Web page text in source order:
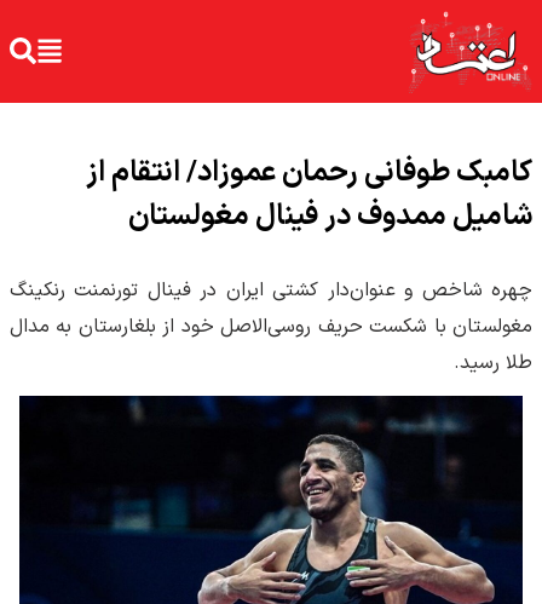
کامبک طوفانی رحمان عموزاد/ انتقام از
شامیل ممدوف در فینال مغولستان
چهره شاخص و عنوان‌دار کشتی ایران در فینال تورنمنت رنکینگ
مغولستان با شکست حریف روسی‌الاصل خود از بلغارستان به مدال
طلا رسید.